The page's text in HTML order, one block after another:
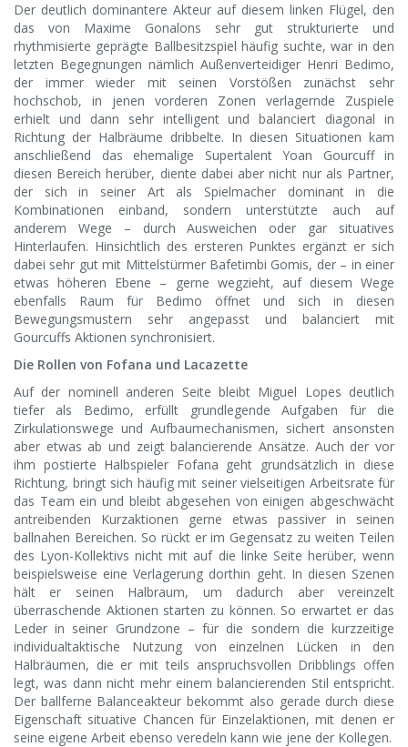
Der deutlich dominantere Akteur auf diesem linken Flügel, den
das von Maxime Gonalons sehr gut strukturierte und
rhythmisierte geprägte Ballbesitzspiel häufig suchte, war in den
letzten Begegnungen nämlich Außenverteidiger Henri Bedimo,
der immer wieder mit seinen Vorstößen zunächst sehr
hochschob, in jenen vorderen Zonen verlagernde Zuspiele
erhielt und dann sehr intelligent und balanciert diagonal in
Richtung der Halbräume dribbelte. In diesen Situationen kam
anschließend das ehemalige Supertalent Yoan Gourcuff in
diesen Bereich herüber, diente dabei aber nicht nur als Partner,
der sich in seiner Art als Spielmacher dominant in die
Kombinationen einband, sondern unterstützte auch auf
anderem Wege – durch Ausweichen oder gar situatives
Hinterlaufen. Hinsichtlich des ersteren Punktes ergänzt er sich
dabei sehr gut mit Mittelstürmer Bafetimbi Gomis, der – in einer
etwas höheren Ebene – gerne wegzieht, auf diesem Wege
ebenfalls Raum für Bedimo öffnet und sich in diesen
Bewegungsmustern sehr angepasst und balanciert mit
Gourcuffs Aktionen synchronisiert.
Die Rollen von Fofana und Lacazette
Auf der nominell anderen Seite bleibt Miguel Lopes deutlich
tiefer als Bedimo, erfüllt grundlegende Aufgaben für die
Zirkulationswege und Aufbaumechanismen, sichert ansonsten
aber etwas ab und zeigt balancierende Ansätze. Auch der vor
ihm postierte Halbspieler Fofana geht grundsätzlich in diese
Richtung, bringt sich häufig mit seiner vielseitigen Arbeitsrate für
das Team ein und bleibt abgesehen von einigen abgeschwächt
antreibenden Kurzaktionen gerne etwas passiver in seinen
ballnahen Bereichen. So rückt er im Gegensatz zu weiten Teilen
des Lyon-Kollektivs nicht mit auf die linke Seite herüber, wenn
beispielsweise eine Verlagerung dorthin geht. In diesen Szenen
hält er seinen Halbraum, um dadurch aber vereinzelt
überraschende Aktionen starten zu können. So erwartet er das
Leder in seiner Grundzone – für die sondern die kurzzeitige
individualtaktische Nutzung von einzelnen Lücken in den
Halbräumen, die er mit teils anspruchsvollen Dribblings offen
legt, was dann nicht mehr einem balancierenden Stil entspricht.
Der ballferne Balanceakteur bekommt also gerade durch diese
Eigenschaft situative Chancen für Einzelaktionen, mit denen er
seine eigene Arbeit ebenso veredeln kann wie jene der Kollegen.